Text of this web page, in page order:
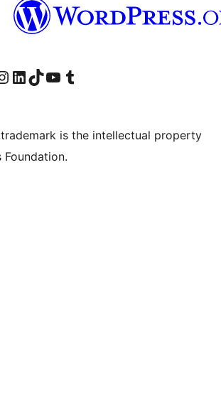
sidavårt Instagram-konto
Besök vårt LinkedIn-konto
Besök vårt TikTok-konto
Besök vår YouTube-kanalBesök vårt Tumblr-konto
is the intellectual property
Foundation.